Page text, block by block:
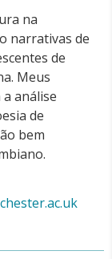
na
narrativas de
de
Meus
análise
de
bem